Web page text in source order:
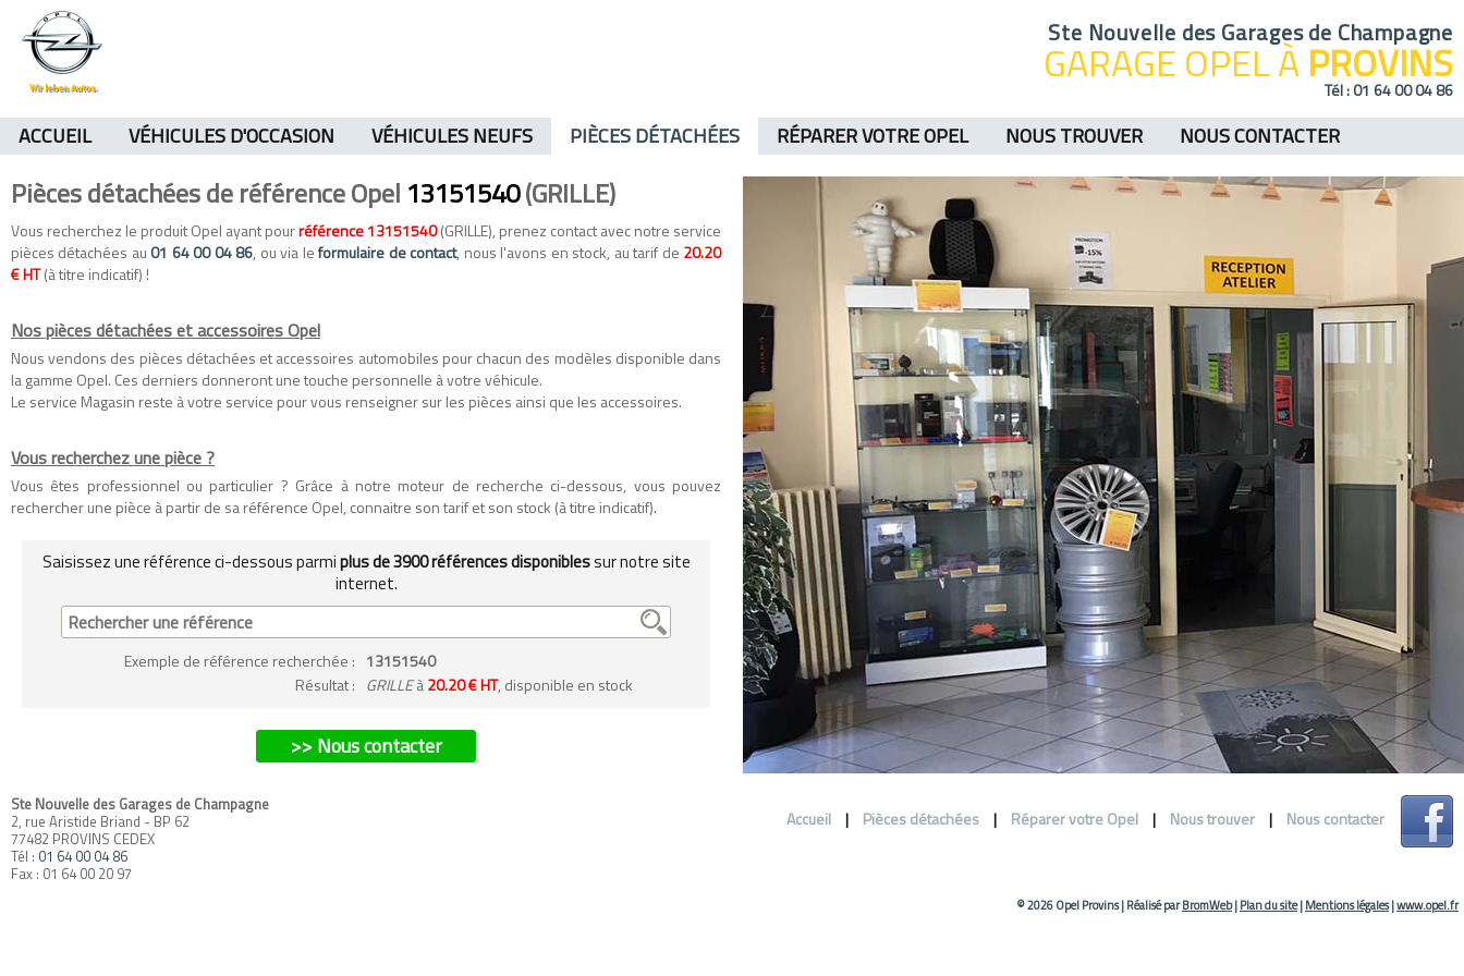
Ste Nouvelle des Garages de Champagne
GARAGE OPEL ÀPROVINS
Tél :01 64 00 04 86
ACCUEIL VÉHICULES D'OCCASION VÉHICULES NEUFS PIÈCES DÉTACHÉES RÉPARER VOTRE OPEL NOUS TROUVER NOUS CONTACTER
Pièces détachées de référence Opel 13151540(GRILLE)
Vous recherchez le produit Opel ayant pourréférence 13151540(GRILLE), prenez contact avec notre service
pièces détachées au 01 64 00 04 86, ou via leformulaire de contact, nous l'avons en stock, au tarif de 20.20
€ HT(à titre indicatif) !
Nos pièces détachées et accessoires Opel
Nous vendons des pièces détachées etaccessoires automobiles pour chacun des modèles disponible dans
la gamme Opel. Ces derniers donneront une touche personnelle à votre véhicule.
Le service Magasin reste à votre service pour vous renseigner sur les pièces ainsi que les accessoires.
Vous recherchez une pièce ?
Vous êtes professionnel ou particulier ? Grâce à notre moteur de recherche ci-dessous, vous pouvez
rechercher une pièce à partir de sa référence Opel, connaitre son tarif et son stock (à titre indicatif).
Saisissez une référence ci-dessous parmiplus de 3900 références disponiblessur notre site
internet.
Exemple de référence recherchée : 13151540
Résultat : GRILLEà20.20 € HT, disponible en stock
>> Nous contacter
Ste Nouvelle des Garages de Champagne
2, rue Aristide Briand - BP 62
77482 PROVINS CEDEX
Tél : 01 64 00 04 86
Fax : 01 64 00 20 97
Accueil | Pièces détachées | Réparer votre Opel | Nous trouver | Nous contacter
© 2026 Opel Provins|Réalisé parBromWeb|Plan du site|Mentions légales|www.opel.fr